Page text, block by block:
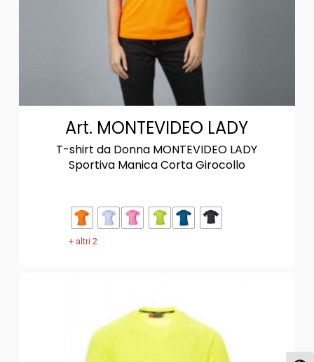
Art. MONTEVIDEO LADY
T-shirt da Donna MONTEVIDEO LADY
Sportiva Manica Corta Girocollo
+ altri 2